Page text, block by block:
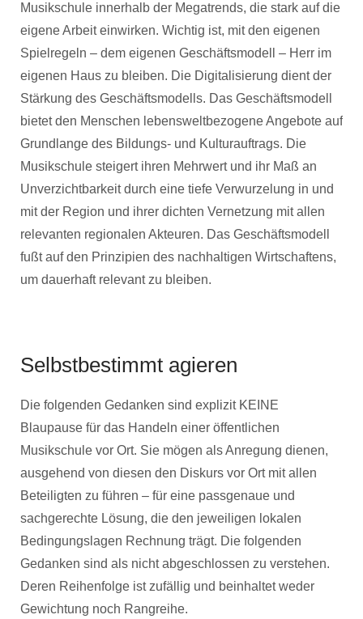
Musikschule innerhalb der Megatrends, die stark auf die
eigene Arbeit einwirken. Wichtig ist, mit den eigenen
Spielregeln – dem eigenen Geschäftsmodell – Herr im
eigenen Haus zu bleiben. Die Digitalisierung dient der
Stärkung des Geschäftsmodells. Das Geschäftsmodell
bietet den Menschen lebensweltbezogene Angebote auf
Grundlange des Bildungs- und Kulturauftrags. Die
Musikschule steigert ihren Mehrwert und ihr Maß an
Unverzichtbarkeit durch eine tiefe Verwurzelung in und
mit der Region und ihrer dichten Vernetzung mit allen
relevanten regionalen Akteuren. Das Geschäftsmodell
fußt auf den Prinzipien des nachhaltigen Wirtschaftens,
um dauerhaft relevant zu bleiben.
Selbstbestimmt agieren
Die folgenden Gedanken sind explizit KEINE
Blaupause für das Handeln einer öffentlichen
Musikschule vor Ort. Sie mögen als Anregung dienen,
ausgehend von diesen den Diskurs vor Ort mit allen
Beteiligten zu führen – für eine passgenaue und
sachgerechte Lösung, die den jeweiligen lokalen
Bedingungslagen Rechnung trägt. Die folgenden
Gedanken sind als nicht abgeschlossen zu verstehen.
Deren Reihenfolge ist zufällig und beinhaltet weder
Gewichtung noch Rangreihe.